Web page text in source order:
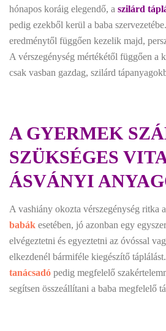
hónapos koráig elegendő, a szilárd
pedig ezekből kerül a baba
eredménytől függően kezelik majd,
A vérszegénység mértékétől függően a
csak vasban gazdag, szilárd
A GYERMEK
SZÜKSÉGES
ÁSVÁNYI
A vashiány okozta vérszegénység ritka
babák esetében, jó azonban egy
elvégeztetni és egyeztetni az óvóssal
elkezdenél bármiféle kiegészítő
tanácsadó pedig megfelelő
segítsen összeállítani a baba megfelelő